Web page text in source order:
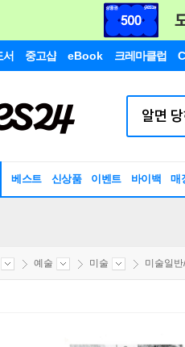
서 중고샵 eBook 크레마클럽
베스트 신상품 이벤트 바이백 매
예술 미술 미술일